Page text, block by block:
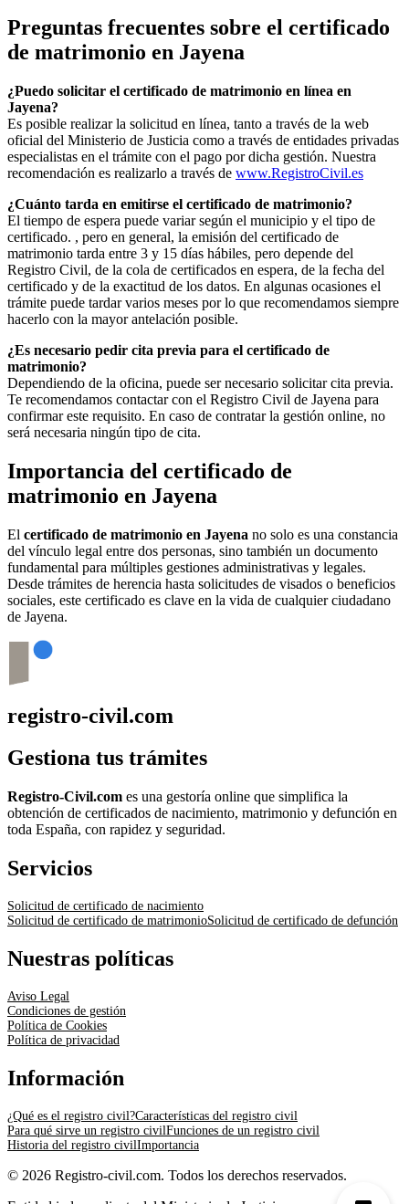
Preguntas frecuentes sobre el certificado
de matrimonio en Jayena
¿Puedo solicitar el certificado de matrimonio en línea en
Jayena?
Es posible realizar la solicitud en línea, tanto a través de la web
oficial del Ministerio de Justicia como a través de entidades privadas
especialistas en el trámite con el pago por dicha gestión. Nuestra
recomendación es realizarlo a través de www.RegistroCivil.es
¿Cuánto tarda en emitirse el certificado de matrimonio?
El tiempo de espera puede variar según el municipio y el tipo de
certificado. , pero en general, la emisión del certificado de
matrimonio tarda entre 3 y 15 días hábiles, pero depende del
Registro Civil, de la cola de certificados en espera, de la fecha del
certificado y de la exactitud de los datos. En algunas ocasiones el
trámite puede tardar varios meses por lo que recomendamos siempre
hacerlo con la mayor antelación posible.
¿Es necesario pedir cita previa para el certificado de
matrimonio?
Dependiendo de la oficina, puede ser necesario solicitar cita previa.
Te recomendamos contactar con el Registro Civil de Jayena para
confirmar este requisito. En caso de contratar la gestión online, no
será necesaria ningún tipo de cita.
Importancia del certificado de
matrimonio en Jayena
El certificado de matrimonio en Jayena no solo es una constancia
del vínculo legal entre dos personas, sino también un documento
fundamental para múltiples gestiones administrativas y legales.
Desde trámites de herencia hasta solicitudes de visados o beneficios
sociales, este certificado es clave en la vida de cualquier ciudadano
de Jayena.
registro-civil.com
Gestiona tus trámites
Registro-Civil.com es una gestoría online que simplifica la
obtención de certificados de nacimiento, matrimonio y defunción en
toda España, con rapidez y seguridad.
Servicios
Solicitud de certificado de nacimiento
Solicitud de certificado de matrimonioSolicitud de certificado de defunción
Nuestras políticas
Aviso Legal
Condiciones de gestión
Política de Cookies
Política de privacidad
Información
¿Qué es el registro civil?Características del registro civil
Para qué sirve un registro civilFunciones de un registro civil
Historia del registro civilImportancia
© 2026 Registro-civil.com. Todos los derechos reservados.